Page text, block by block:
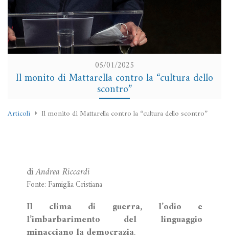
05/01/2025
Il monito di Mattarella contro la “cultura dello
scontro”
Articoli Il monito di Mattarella contro la “cultura dello scontro”
diAndrea Riccardi
Fonte: Famiglia Cristiana
Il clima di guerra, l’odio e
l’imbarbarimento del linguaggio
minacciano la democrazia.